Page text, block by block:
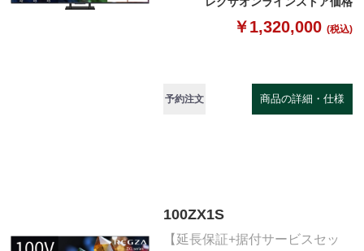
￥1,320,000 (税込)
予約注文 商品の詳細・仕様
100ZX1S
【延長保証+据付サービスセッ